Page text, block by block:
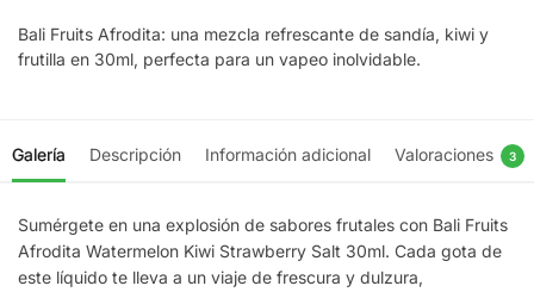
Bali Fruits Afrodita: una mezcla refrescante de sandía, kiwi y
frutilla en 30ml, perfecta para un vapeo inolvidable.
Galería Descripción Información adicional Valoraciones 3
Sumérgete en una explosión de sabores frutales con Bali Fruits
Afrodita Watermelon Kiwi Strawberry Salt 30ml. Cada gota de
este líquido te lleva a un viaje de frescura y dulzura,